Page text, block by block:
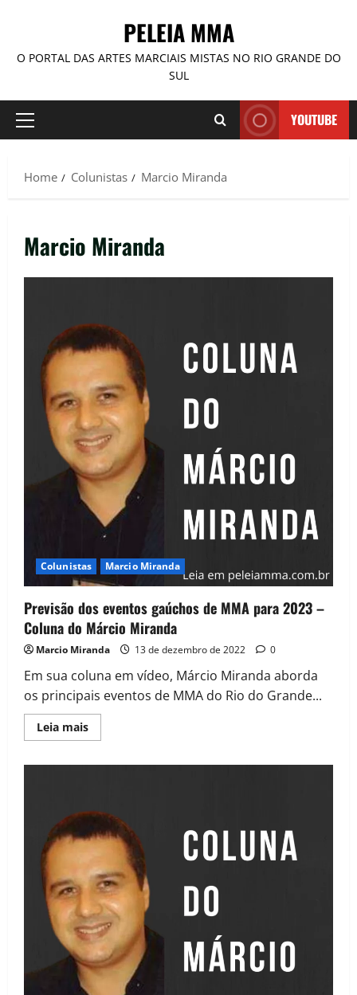
PELEIA MMA
O PORTAL DAS ARTES MARCIAIS MISTAS NO RIO GRANDE DO
SUL
YOUTUBE
Home Colunistas Marcio Miranda
Marcio Miranda
Colunistas Marcio Miranda
Previsão dos eventos gaúchos de MMA para 2023 –
Coluna do Márcio Miranda
Marcio Miranda 13 de dezembro de 2022 0
Em sua coluna em vídeo, Márcio Miranda aborda
os principais eventos de MMA do Rio do Grande...
Leia mais